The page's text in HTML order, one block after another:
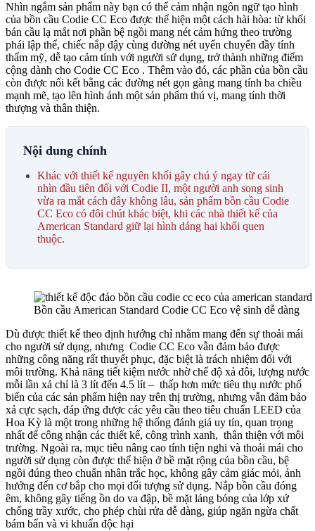
Nhìn ngắm sản phẩm này bạn có thể cảm nhận ngôn ngữ tạo hình
của bồn cầu Codie CC Eco được thể hiện một cách hài hòa: từ khối
bán cầu lạ mắt nơi phần bệ ngồi mang nét cảm hứng theo trường
phái lập thể, chiếc nắp đậy cùng đường nét uyển chuyển đầy tính
thẩm mỹ, dễ tạo cảm tính với người sử dụng, trở thành những điểm
cộng dành cho Codie CC Eco . Thêm vào đó, các phần của bồn cầu
còn được nối kết bằng các đường nét gọn gàng mang tính ba chiều
mạnh mẽ, tạo lên hình ảnh một sản phẩm thú vị, mang tính thời
thượng và thân thiện.
Nội dung chính
Khác với thiết kế nguyên khối gây chú ý ngay từ cái
nhìn đầu tiên đối với Codie II, một người anh song sinh
vừa ra mắt cách đây không lâu, sản phẩm bồn cầu Codie
CC Eco có đôi chút khác biệt, khi các nhà thiết kế của
American Standard giữ lại hình dáng hai khối quen
thuộc.
Bồn cầu American Standard Codie CC Eco vệ sinh dễ dàng
Dù được thiết kế theo định hướng chỉ nhằm mang đến sự thoải mái
cho người sử dụng, nhưng Codie CC Eco vẫn đảm bảo được
những công năng rất thuyết phục, đặc biệt là trách nhiệm đối với
môi trường. Khả năng tiết kiệm nước nhờ chế độ xả đôi, lượng nước
mỗi lần xả chỉ là 3 lít đến 4.5 lít – thấp hơn mức tiêu thụ nước phổ
biến của các sản phẩm hiện nay trên thị trường, nhưng vẫn đảm bảo
xả cực sạch, đáp ứng được các yêu cầu theo tiêu chuẩn LEED của
Hoa Kỳ là một trong những hệ thống đánh giá uy tín, quan trọng
nhất để công nhận các thiết kế, công trình xanh, thân thiện với môi
trường. Ngoài ra, mục tiêu nâng cao tính tiện nghi và thoải mái cho
người sử dụng còn được thể hiện ở bề mặt rộng của bồn cầu, bệ
ngồi đúng theo chuẩn nhân trắc học, không gây cảm giác mỏi, ảnh
hưởng đến cơ bắp cho mọi đối tượng sử dụng. Nắp bồn cầu đóng
êm, không gây tiếng ồn do va đập, bề mặt láng bóng của lớp xứ
chống trầy xước, cho phép chùi rửa dễ dàng, giúp ngăn ngừa chất
bám bẩn và vi khuẩn độc hại